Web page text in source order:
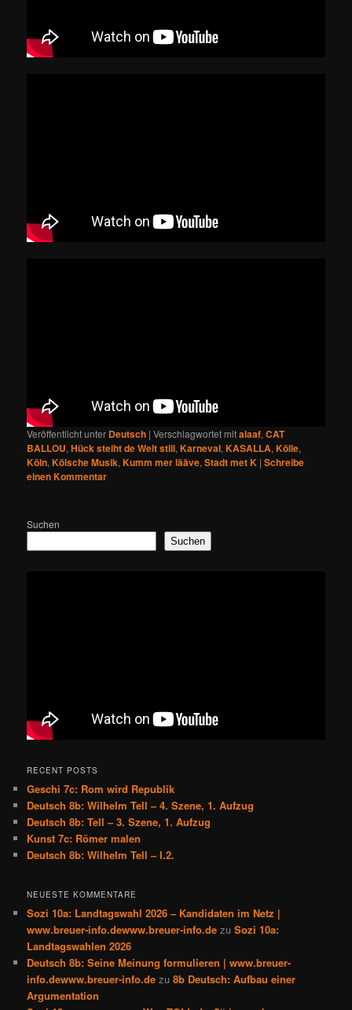
Veröffentlicht unter Deutsch |Verschlagwortet mitalaaf,CAT
BALLOU,Hück steiht de Welt still,Karneval,KASALLA,Kölle,
Köln,Kölsche Musik,Kumm mer lääve,Stadt met K |Schreibe
einen Kommentar
Suchen
Suchen
RECENT POSTS
Geschi 7c: Rom wird Republik
Deutsch 8b: Wilhelm Tell – 4. Szene, 1. Aufzug
Deutsch 8b: Tell – 3. Szene, 1. Aufzug
Kunst 7c: Römer malen
Deutsch 8b: Wilhelm Tell – I.2.
NEUESTE KOMMENTARE
Sozi 10a: Landtagswahl 2026 – Kandidaten im Netz |
www.breuer-info.dewww.breuer-info.de zuSozi 10a:
Landtagswahlen 2026
Deutsch 8b: Seine Meinung formulieren | www.breuer-
info.dewww.breuer-info.de zu8b Deutsch: Aufbau einer
Argumentation